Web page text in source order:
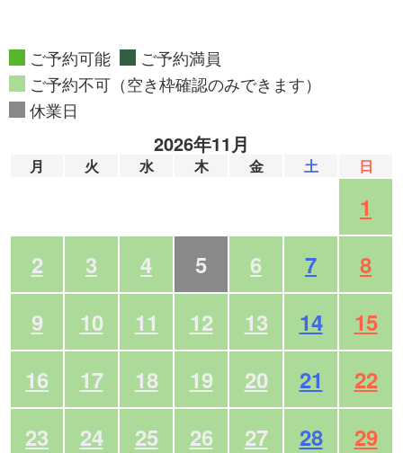
ご予約可能
ご予約満員
ご予約不可（空き枠確認のみできます）
休業日
2026年11月
月 火 水 木 金 土 日
1
2
3 4 5 6 7
8
9
10 11 12 13 14
15
16
17 18 19 20 21
22
23
24 25 26 27 28
29